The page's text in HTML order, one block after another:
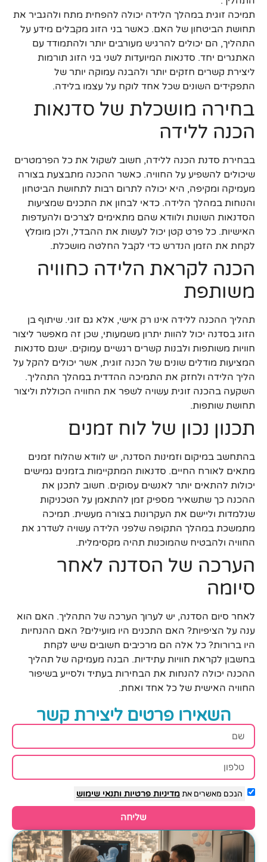
תמיכה זוגית במהלך הלידה יכולה להפחית מתח ולהגביר את
תחושת הביטחון של האם. כאשר בני הזוג מקבלים מידע על
התהליך, הם יכולים להרגיש מעורבים יותר ולהתמודד עם
האתגרים יחד. סדנאות המיועדות לשני בני הזוג תורמות
ליצירת קשרים חזקים יותר ולהבנה עמוקה יותר של
התפקידים השונים שכל אחד לוקח על עצמו בלידה.
בחירה מושכלת של סדנאות
הכנה ללידה
בבחירת סדנת הכנה ללידה, חשוב לשקול את כל הפרמטרים
שיכולים להשפיע על החוויה. כאשר ההכנה מתבצעת בצורה
מעמיקה ומקיפה, היא יכולה לתרום רבות לתחושת הביטחון
והנוחות במהלך הלידה. כדאי לבחון את התכנים שמציעות
הסדנאות השונות ולוודא שהם מתאימים לצרכים ולהעדפות
האישיות. כל פרט קטן יכול לעשות את ההבדל, ולכן מומלץ
לקחת את הזמן הנדרש כדי לקבל החלטה מושכלת.
הכנה לקראת הלידה כחוויה
משותפת
תהליך ההכנה ללידה אינו רק אישי, אלא גם זוגי. שיתוף בן
הזוג בסדנה יכול להוות יתרון משמעותי, שכן זה מאפשר ליצור
חוויות משותפות ולבנות קשרים רגשיים עמוקים. ישנם סדנאות
המציעות מודלים שונים של הכנה זוגית, אשר יכולים להקל על
הליך הלידה ולחזק את התמיכה ההדדית במהלך התהליך.
השקעה בהכנה זוגית עשויה לשפר את החוויה הכוללת וליצור
תחושת שותפות.
תכנון נכון של לוח זמנים
בהתחשב במיקום וזמינות הסדנה, יש לוודא שהלוח זמנים
מתאים לאורח החיים. סדנאות המתקיימות בזמנים גמישים
יכולות להתאים יותר לאנשים עסוקים. חשוב לתכנן את
ההכנה כך שתשאיר מספיק זמן להתאמן על הטכניקות
שנלמדות וליישם את העקרונות בצורה מעשית. תמיכה
מתמשכת במהלך התקופה שלפני הלידה עשויה לשדרג את
החוויה ולהבטיח שהמוכנות תהיה מקסימלית.
הערכה של הסדנה לאחר
סיומה
לאחר סיום הסדנה, יש לערוך הערכה של התהליך. האם הוא
ענה על הציפיות? האם התכנים היו מועילים? האם ההנחיות
היו ברורות? כל אלה הם מרכיבים חשובים שיש לקחת
בחשבון לקראת חוויות עתידיות. הבנה מעמיקה של תהליך
ההכנה יכולה להנחות את הבחירות בעתיד ולסייע בשיפור
החוויה האישית של כל אחד ואחת.
השאירו פרטים ליצירת קשר
הנכם מאשרים אתמדיניות פרטיות ותנאי שימוש
שליחה